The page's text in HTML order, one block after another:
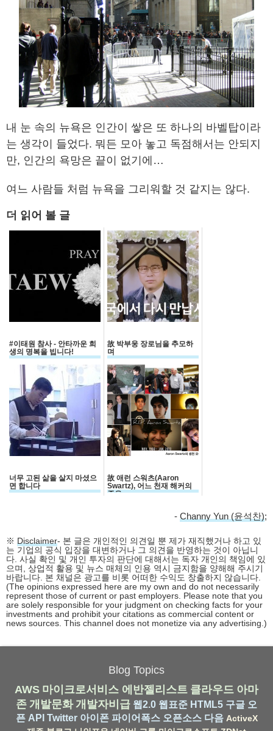
내 눈 속의 뉴욕은 인간이 쌓은 또 하나의 바벨탑이라
는 생각이 들었다. 뭐든 모아 놓고 독점해서는 안되지
만, 인간의 욕망은 끝이 없기에…
여느 사람들 처럼 뉴욕을 그리워할 것 같지는 않다.
더 읽어 볼 글
#이태원 참사 - 안타까운 희
생의 명복을 빕니다!
故 박부웅 장로님을 추모하
며
너무 고된 삶을 살지 마셨으
면 합니다
故 애런 스워츠(Aaron
Swartz), 어느 천재 해커의
죽음
- Channy Yun (윤석찬);
※ Disclaimer- 본 글은 개인적인 의견일 뿐 제가 재직했거나 하고 있
는 기업의 공식 입장을 대변하거나 그 의견을 반영하는 것이 아닙니
다. 사실 확인 및 개인 투자의 판단에 대해서는 독자 개인의 책임에 있
으며, 상업적 활용 및 뉴스 매체의 인용 역시 금지함을 양해해 주시기
바랍니다. 본 채널은 광고를 비롯 어떠한 수익도 창출하지 않습니다.
(The opinions expressed here are my own and do not necessarily
represent those of current or past employers. Please note that you
are solely responsible for your judgment on checking facts for your
investments and prohibit your citations as commercial content or
news sources. This channel does not monetize via any advertising.)
Blog Topics
AWS 마이크로서비스 에반젤리스트 클라우드 아마
존 개발문화 개발자비급 웹2.0 웹표준 HTML5 구글 오
픈 API Twitter 아이폰 파이어폭스 오픈소스 다음 ActiveX